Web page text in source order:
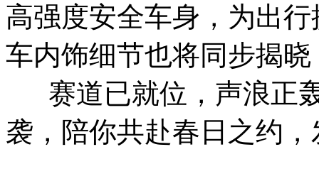
高强度安全车身，为出
车内饰细节也将同步揭
赛道已就位，声浪正
袭，陪你共赴春日之约